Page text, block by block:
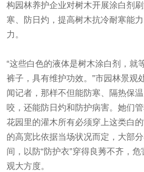
构园林养护企业对树木开展涂白剂
寒、防日灼，提高树木抗冷耐寒能
力。
“这些白色的液体是树木涂白剂，就
裤子，具有维护功效。”市园林景观
闻记者，那样不但能防寒、隔热保
咬，还能防日灼和防护病害。她们
花园里的灌木所有必须穿上这类白
的高宽比依据当场状况而定，大部
间，以防“防护衣”穿得良莠不齐，
观大方度。